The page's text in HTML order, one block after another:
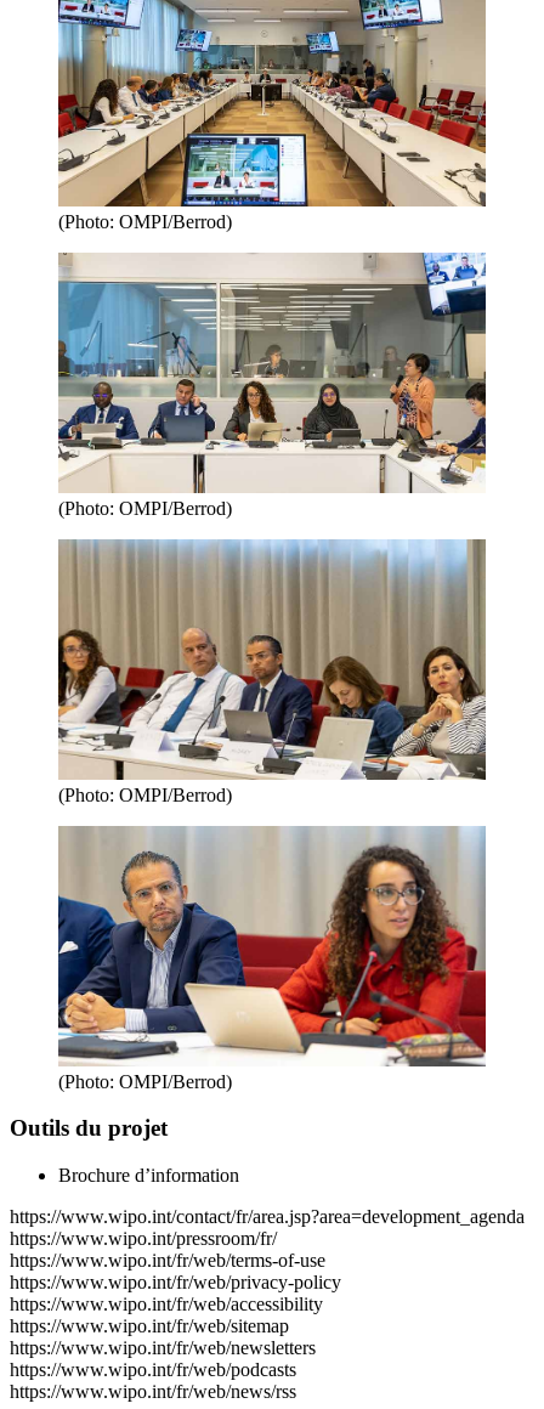
(Photo: OMPI/Berrod)
(Photo: OMPI/Berrod)
(Photo: OMPI/Berrod)
(Photo: OMPI/Berrod)
Outils du projet
Brochure d’information
https://www.wipo.int/contact/fr/area.jsp?area=development_agenda
https://www.wipo.int/pressroom/fr/
https://www.wipo.int/fr/web/terms-of-use
https://www.wipo.int/fr/web/privacy-policy
https://www.wipo.int/fr/web/accessibility
https://www.wipo.int/fr/web/sitemap
https://www.wipo.int/fr/web/newsletters
https://www.wipo.int/fr/web/podcasts
https://www.wipo.int/fr/web/news/rss